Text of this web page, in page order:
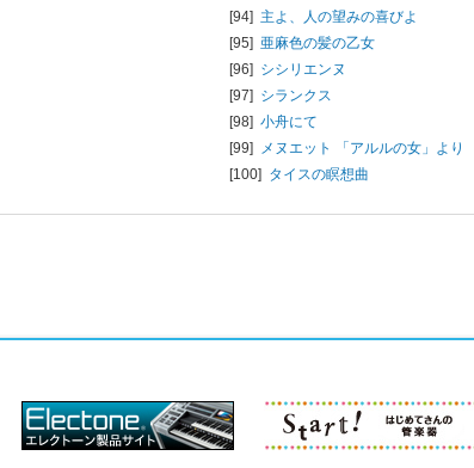
[94] 主よ、人の望みの喜びよ
[95] 亜麻色の髪の乙女
[96] シシリエンヌ
[97] シランクス
[98] 小舟にて
[99] メヌエット 「アルルの女」より
[100] タイスの瞑想曲